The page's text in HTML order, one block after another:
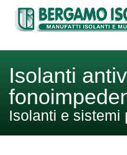
Isolanti
Isolanti e sistemi